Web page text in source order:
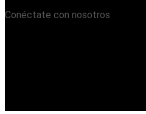
Conéctate con nosotros